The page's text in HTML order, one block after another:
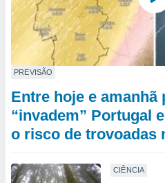
PREVISÃO
Entre hoje e amanhã
“invadem” Portugal
o risco de trovoadas
CIÊNCIA